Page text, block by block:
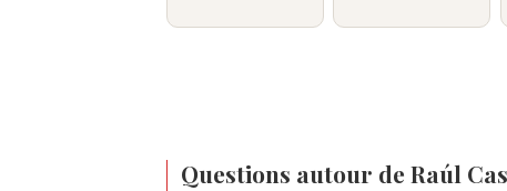
Questions autour de Raúl